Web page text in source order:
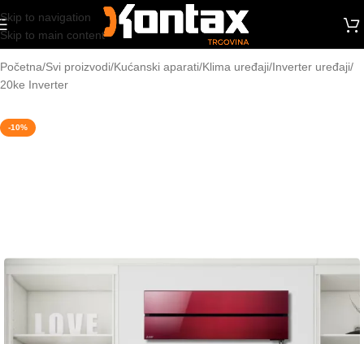
Skip to navigation
Skip to main content
Početna/Svi proizvodi/Kućanski aparati/Klima uređaji/Inverter uređaji/
20ke Inverter
-10%